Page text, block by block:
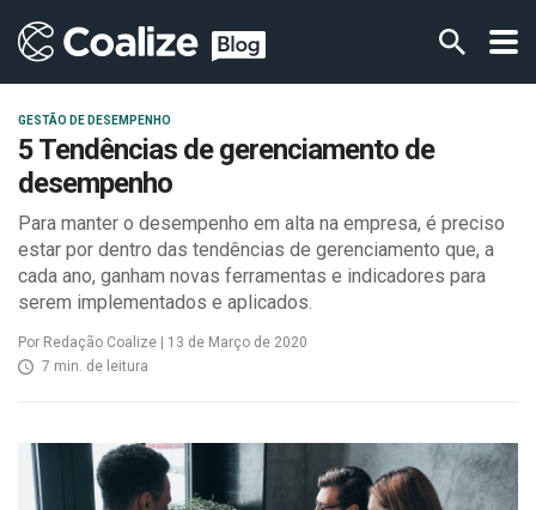
GESTÃO DE DESEMPENHO
5 Tendências de gerenciamento de
desempenho
Para manter o desempenho em alta na empresa, é preciso
estar por dentro das tendências de gerenciamento que, a
cada ano, ganham novas ferramentas e indicadores para
serem implementados e aplicados.
Por Redação Coalize | 13 de Março de 2020
7 min. de leitura